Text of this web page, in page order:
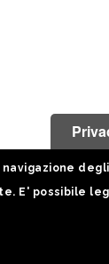
E' possibile